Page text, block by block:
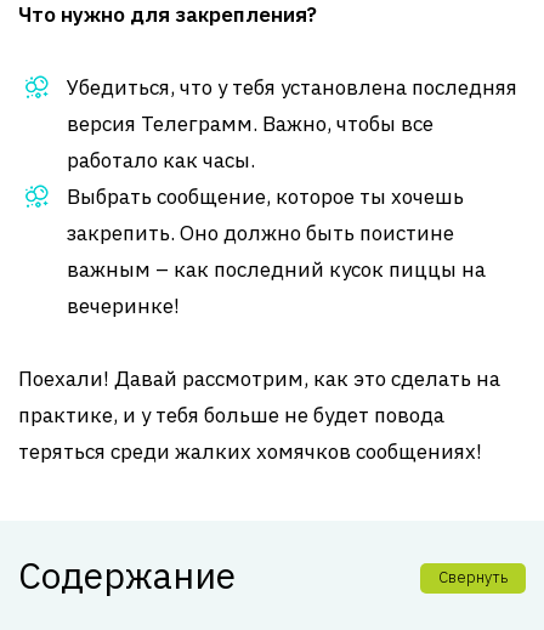
Что нужно для закрепления?
Убедиться, что у тебя установлена последняя
версия Телеграмм. Важно, чтобы все
работало как часы.
Выбрать сообщение, которое ты хочешь
закрепить. Оно должно быть поистине
важным – как последний кусок пиццы на
вечеринке!
Поехали! Давай рассмотрим, как это сделать на
практике, и у тебя больше не будет повода
теряться среди жалких хомячков сообщениях!
Содержание Свернуть